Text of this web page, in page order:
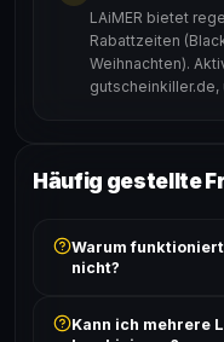
LAiMER bietet
Rabattzeiten
Weihnachten).
Häufig gestellte
Warum
nicht?
ist und ob der
Kann ich mehrere